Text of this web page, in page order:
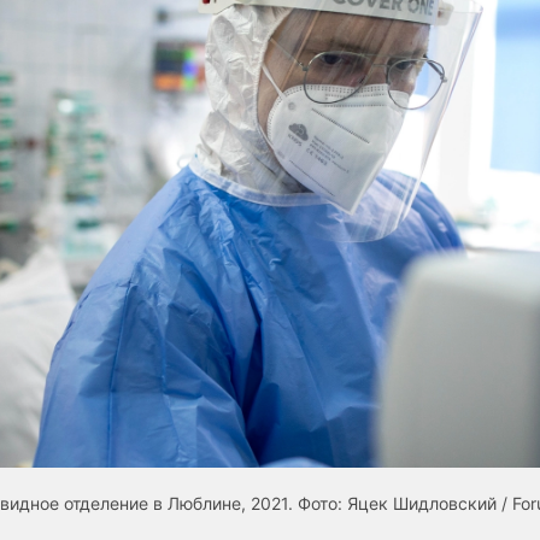
отделение в Люблине, 2021. Фото: Яцек Шидловский /